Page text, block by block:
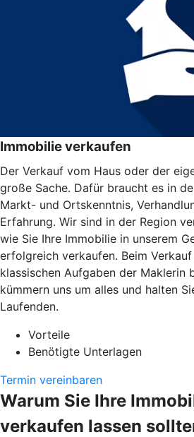
Immobilie verkaufen
Der Verkauf vom Haus oder der
große Sache. Dafür braucht es in
Markt- und Ortskenntnis,
Erfahrung. Wir sind in der Region
wie Sie Ihre Immobilie in unserem
erfolgreich verkaufen. Beim
klassischen Aufgaben der Maklerin
kümmern uns um alles und halten
Laufenden.
Vorteile
Benötigte Unterlagen
Termin vereinbaren
Warum Sie Ihre
verkaufen lassen